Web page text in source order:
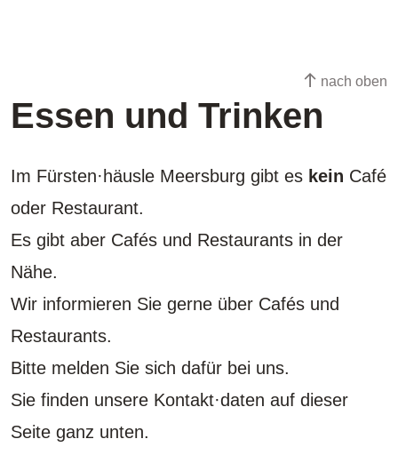
nach oben
Essen und Trinken
Im Fürsten·häusle Meersburg gibt es kein Café
oder Restaurant.
Es gibt aber Cafés und Restaurants in der
Nähe.
Wir informieren Sie gerne über Cafés und
Restaurants.
Bitte melden Sie sich dafür bei uns.
Sie finden unsere Kontakt·daten auf dieser
Seite ganz unten.